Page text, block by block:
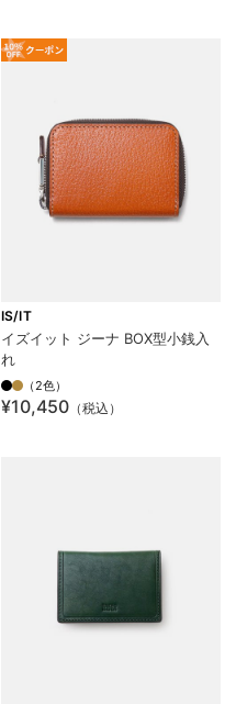
IS/IT
イズイット ジーナ BOX型小銭入
れ
（2色）
¥10,450（税込）